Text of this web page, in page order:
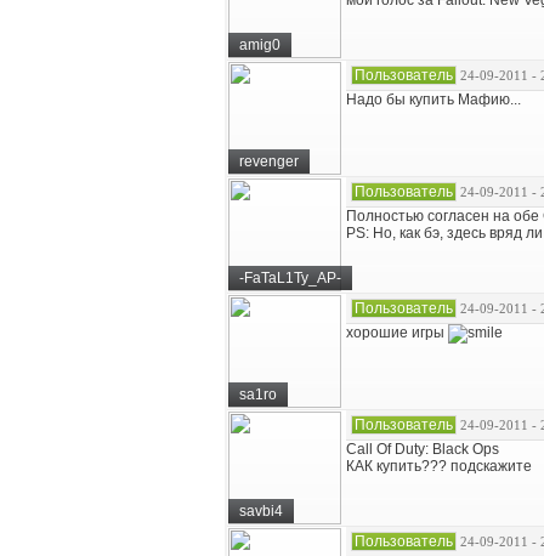
amig0
revenger
Пользователь 24-09-2011 -
Надо бы купить Мафию...
-FaTaL1Ty_AP-
Пользователь 24-09-2011 -
Полностью согласен на обе
PS: Но, как бэ, здесь вряд
sa1ro
Пользователь 24-09-2011 -
хорошие игры
savbi4
Пользователь 24-09-2011 -
Call Of Duty: Black Ops
КАК купить??? подскажите
Пользователь 24-09-2011 -